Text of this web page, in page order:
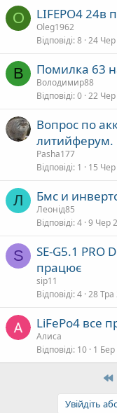
O LIFEPO4 24в
Oleg1962
Відповіді 8 24
В Помилка 63
Володимир88
Відповіді 0 22
Вопрос по
литийферум.
Pasha177
Відповіді 1 15
Л Бмс и
Леонід85
Відповіді 4 9 Чер
S
SE-G5.1 PRO
працює
sip11
Відповіді 4 28 Тра
LiFePo4 все
Алиса
Відповіді 10 1
Увійдіть